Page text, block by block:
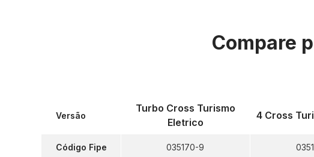
Compare
Versão
Código Fipe
Turbo Cross Turismo
Eletrico
035170-9
4 Cross